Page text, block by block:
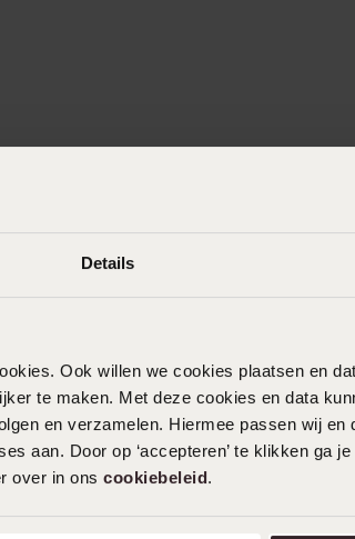
Details
Ook willen we cookies plaatsen en
te maken. Met deze cookies en data
en verzamelen. Hiermee passen wij en
aan. Door op ‘accepteren’ te klikken ga
over in ons cookiebeleid.